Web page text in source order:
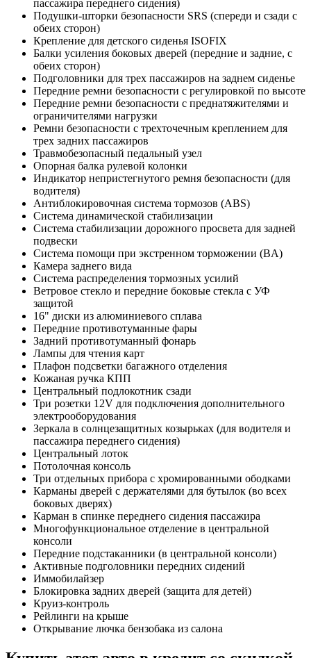
пассажира переднего сидения)
Подушки-шторки безопасности SRS (спереди и сзади с
обеих сторон)
Крепление для детского сиденья ISOFIX
Балки усиления боковых дверей (передние и задние, с
обеих сторон)
Подголовники для трех пассажиров на заднем сиденье
Передние ремни безопасности с регулировкой по высоте
Передние ремни безопасности с преднатяжителями и
ограничителями нагрузки
Ремни безопасности с трехточечным креплением для
трех задних пассажиров
Травмобезопасный педальный узел
Опорная балка рулевой колонки
Индикатор непристегнутого ремня безопасности (для
водителя)
Антиблокировочная система тормозов (ABS)
Система динамической стабилизации
Система стабилизации дорожного просвета для задней
подвески
Система помощи при экстренном торможении (BA)
Камера заднего вида
Система распределения тормозных усилий
Ветровое стекло и передние боковые стекла с УФ
защитой
16" диски из алюминиевого сплава
Передние противотуманные фары
Задний противотуманный фонарь
Лампы для чтения карт
Плафон подсветки багажного отделения
Кожаная ручка КПП
Центральный подлокотник сзади
Три розетки 12V для подключения дополнительного
электрооборудования
Зеркала в солнцезащитных козырьках (для водителя и
пассажира переднего сидения)
Центральный лоток
Потолочная консоль
Три отдельных прибора с хромированными ободками
Карманы дверей с держателями для бутылок (во всех
боковых дверях)
Карман в спинке переднего сидения пассажира
Многофункциональное отделение в центральной
консоли
Передние подстаканники (в центральной консоли)
Активные подголовники передних сидений
Иммобилайзер
Блокировка задних дверей (защита для детей)
Круиз-контроль
Рейлинги на крыше
Открывание лючка бензобака из салона